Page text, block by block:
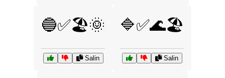
🔵✅🏖️🌞
Salin
🔷✅🌊🏖️
Salin